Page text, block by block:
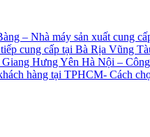
– Nhà máy sản xuất cung
cung cấp tại Bà Rịa Vũng
Hưng Yên Hà Nội –
hàng tại TPHCM- Cách